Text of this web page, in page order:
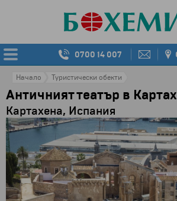
0700 14 007
Начало Туристически обекти
Античният театър в
Картахена, Испания